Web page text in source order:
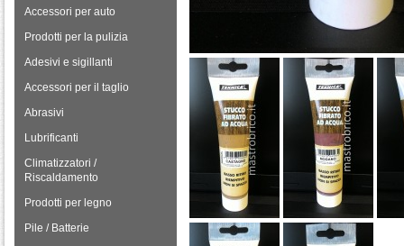
Accessori per auto
Prodotti per la pulizia
Adesivi e sigillanti
Accessori per il taglio
Abrasivi
Lubrificanti
Climatizzatori /
Riscaldamento
Prodotti per legno
Pile / Batterie